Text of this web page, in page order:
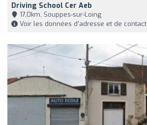
Driving School Cer Aeb
17,0km, Souppes-sur-Loing
Voir les données d'adresse et de contact